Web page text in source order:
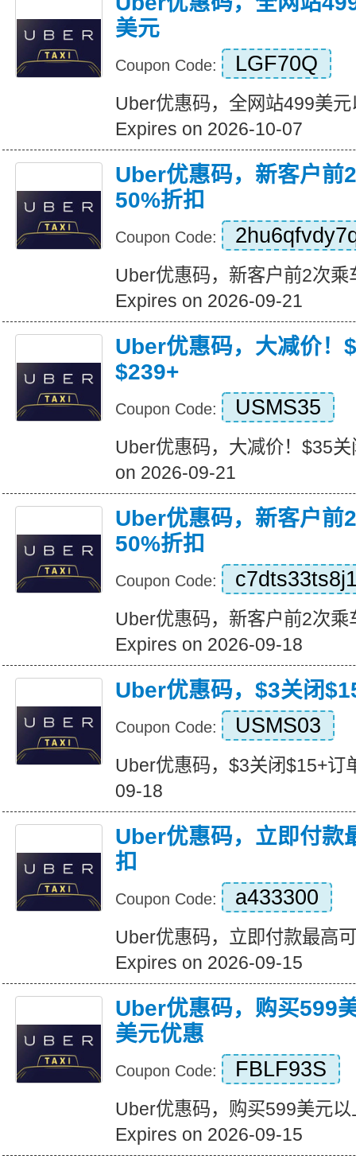
美元
Coupon Code: LGF70Q
Uber优惠码，全网站499美
Expires on 2026-10-07
Uber优惠码，新客户前
50%折扣
Coupon Code:
Uber优惠码，新客户前2次乘
Expires on 2026-09-21
Uber优惠码，大减价！
$239+
Coupon Code: USMS35
Uber优惠码，大减价！$35
on 2026-09-21
Uber优惠码，新客户前
50%折扣
Coupon Code:
Uber优惠码，新客户前2次乘
Expires on 2026-09-18
Uber优惠码，$3关闭
Coupon Code: USMS03
Uber优惠码，$3关闭$15+订
09-18
Uber优惠码，立即付款
扣
Coupon Code: a433300
Uber优惠码，立即付款最高
Expires on 2026-09-15
Uber优惠码，购买599
美元优惠
Coupon Code: FBLF93S
Uber优惠码，购买599美元
Expires on 2026-09-15